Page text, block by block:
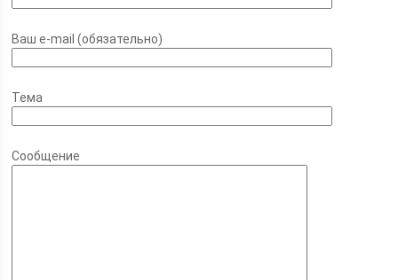
Ваш e-mail (обязательно)
Тема
Сообщение